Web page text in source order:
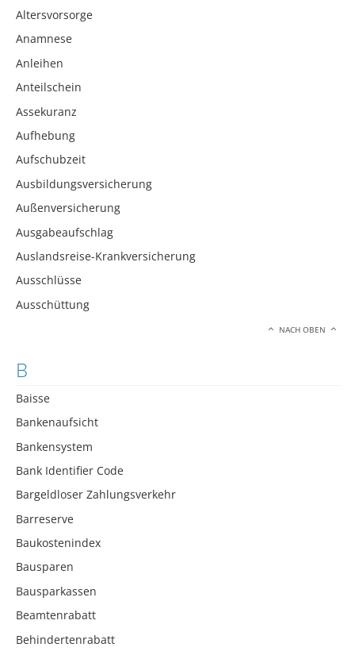
Altersvorsorge
Anamnese
Anleihen
Anteilschein
Assekuranz
Aufhebung
Aufschubzeit
Ausbildungsversicherung
Außenversicherung
Ausgabeaufschlag
Auslandsreise-Krankversicherung
Ausschlüsse
Ausschüttung
NACH OBEN
B
Baisse
Bankenaufsicht
Bankensystem
Bank Identifier Code
Bargeldloser Zahlungsverkehr
Barreserve
Baukostenindex
Bausparen
Bausparkassen
Beamtenrabatt
Behindertenrabatt